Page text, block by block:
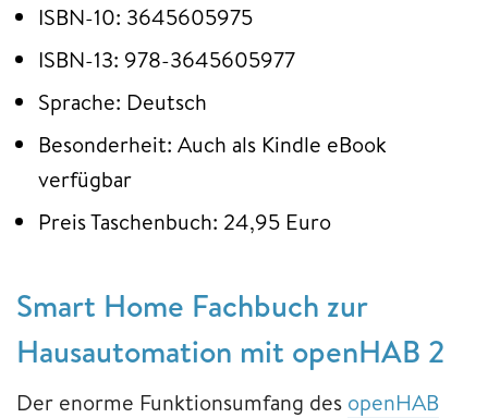
ISBN-10: 3645605975
ISBN-13: 978-3645605977
Sprache: Deutsch
Besonderheit: Auch als Kindle eBook
verfügbar
Preis Taschenbuch: 24,95 Euro
Smart Home Fachbuch zur
Hausautomation mit openHAB 2
Der enorme Funktionsumfang des openHAB